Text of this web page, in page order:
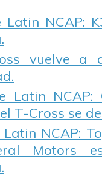
Latin NCAP:
vuelve a
Latin NCAP:
T-Cross se
NCAP:
Motors